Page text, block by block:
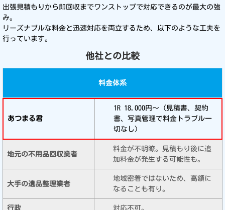
出張見積もりから即回収までワンストップで対応できるのが最大の強
み。
リーズナブルな料金と迅速対応を両立するため、以下のような工夫を
行っています。
他社との比較
料金体系
1R 18,000円〜（見積書、契約
書、写真管理で料金トラブル一
切なし）
料金が不明瞭。見積もり後に追
加料金が発生する可能性も。
地域密着ではないため、高額に
なることも有り。
対応不可。